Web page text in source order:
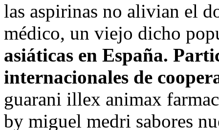
las aspirinas no alivian el
médico, un viejo dicho
asiáticas en España.
internacionales de
guarani illex animax
by miguel medri sabores